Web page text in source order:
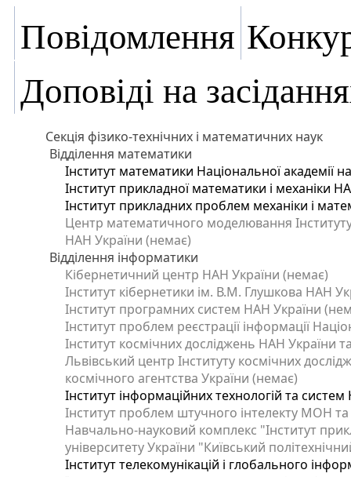
Повідомлення
Доповіді на
Секція фізико-технічних і математичних наук
Відділення математики
Інститут математики Національної академії
Інститут прикладної математики і механіки
Інститут прикладних проблем механіки і
Центр математичного моделювання
НАН України (немає)
Відділення інформатики
Кібернетичний центр НАН України (немає)
Інститут кібернетики ім. В.М. Глушкова НАН
Інститут програмних систем НАН України
Інститут проблем реєстрації інформації
Інститут космічних досліджень НАН України
Львівський центр Інституту космічних
космічного агентства України (немає)
Інститут інформаційних технологій та
Інститут проблем штучного інтелекту МОН
Навчально-науковий комплекс "Інститут
університету України "Київський
Інститут телекомунікацій і глобального